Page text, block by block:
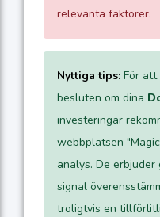
relevanta faktorer.
Nyttiga tips: För att
besluten om dina
investeringar
webbplatsen
analys. De
signal
troligtvis en